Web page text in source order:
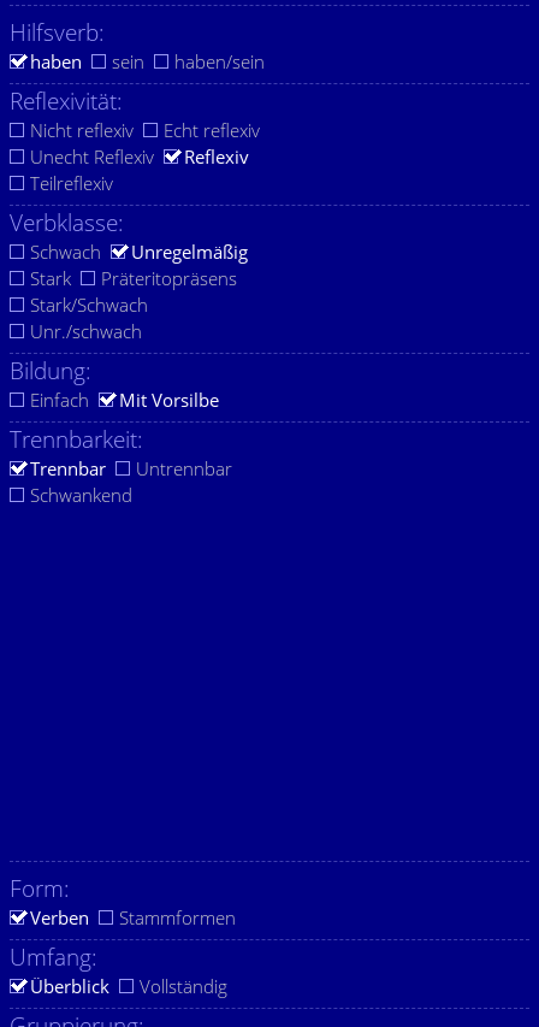
Hilfsverb:
haben sein haben/sein
Reflexivität:
Nicht reflexiv
Echt reflexiv
Unecht Reflexiv
Reflexiv
Teilreflexiv
Verbklasse:
Schwach
Unregelmäßig
Stark
Präteritopräsens
Stark/Schwach
Unr./schwach
Bildung:
Einfach Mit Vorsilbe
Trennbarkeit:
Trennbar
Untrennbar
Schwankend
Form:
Verben Stammformen
Umfang:
Überblick Vollständig